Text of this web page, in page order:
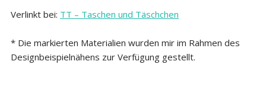
Verlinkt bei: TT – Taschen und Täschchen
* Die markierten Materialien wurden mir im Rahmen des
Designbeispielnähens zur Verfügung gestellt.